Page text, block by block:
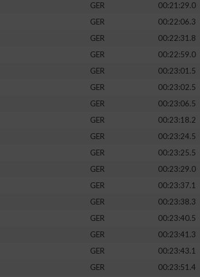
GER
00:21:29.0
GER 00:22:06.3
GER
00:22:31.8
GER
00:22:59.0
GER
00:23:01.5
GER
00:23:02.5
GER 00:23:06.5
GER
00:23:18.2
GER
00:23:24.5
GER
00:23:25.5
GER
00:23:29.0
GER 00:23:37.1
GER
00:23:38.3
GER
00:23:40.5
GER
00:23:41.3
GER
00:23:43.1
GER 00:23:51.4